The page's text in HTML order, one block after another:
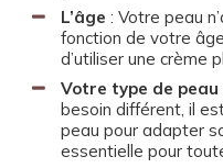
L’âge : Votre peau
fonction de votre
d’utiliser une crème
Votre type de peau
besoin différent, il
peau pour adapter
essentielle pour